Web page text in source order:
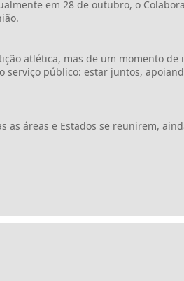
em 28 de outubro, o
atlética, mas de um momento
serviço público: estar juntos,
as áreas e Estados se reunirem,